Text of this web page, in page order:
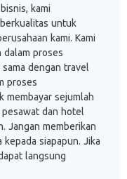
kami
untuk
kami. Kami
dalam proses
dengan travel
proses
membayar sejumlah
dan hotel
Jangan memberikan
siapapun. Jika
langsung